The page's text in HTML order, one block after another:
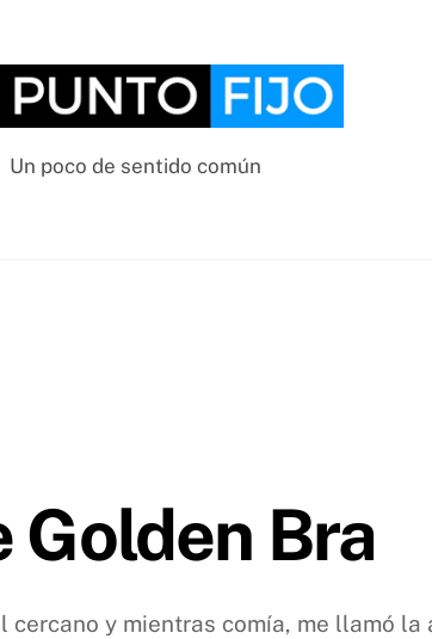
Un poco de sentido común
Golden Bra
y mientras comía, me llamó